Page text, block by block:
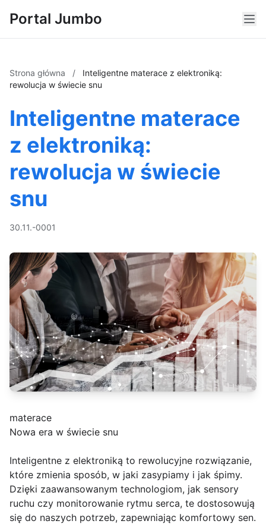
Portal Jumbo
Strona główna /
Inteligentne materace z elektroniką:
rewolucja w świecie snu
Inteligentne materace
z elektroniką:
rewolucja w świecie
snu
30.11.-0001
materace
Nowa era w świecie snu
Inteligentne z elektroniką to rewolucyjne rozwiązanie,
które zmienia sposób, w jaki zasypiamy i jak śpimy.
Dzięki zaawansowanym technologiom, jak sensory
ruchu czy monitorowanie rytmu serca, te dostosowują
się do naszych potrzeb, zapewniając komfortowy sen.